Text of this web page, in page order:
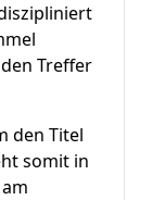
Treffer
den Titel
somit in